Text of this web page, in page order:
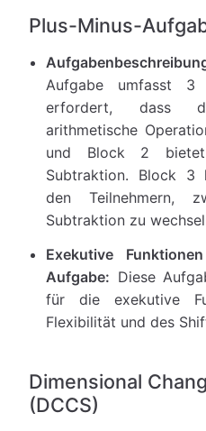
Plus-Minus-
Aufgabe umfasst 3
erfordert, dass
arithmetische
und Block 2
Subtraktion. Block 3
den Teilnehmern,
Subtraktion zu
Exekutive
Aufgabe: Diese
für die exekutive
Flexibilität und des
Dimensional
(DCCS)